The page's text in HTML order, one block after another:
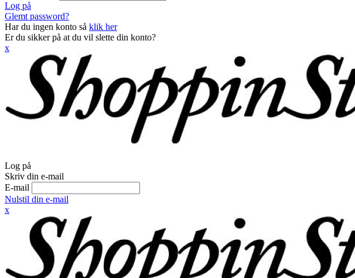
Log på
Glemt password?
Har du ingen konto så klik her
Er du sikker på at du vil slette din konto?
x
Log på
Skriv din e-mail
E-mail
Nulstil din e-mail
x